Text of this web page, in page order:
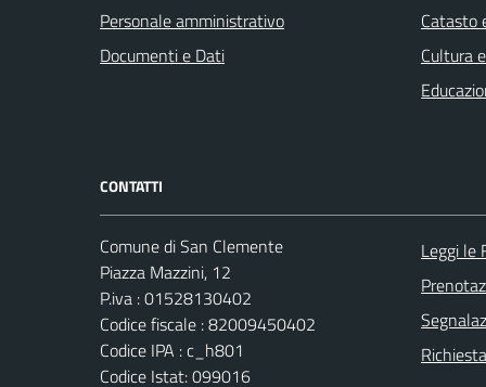
Personale amministrativo
Documenti e Dati
Catasto
Cultura
CONTATTI
Comune di San Clemente
Piazza Mazzini, 12
P.iva : 01528130402
Codice fiscale : 82009450402
Codice IPA : c_h801
Codice Istat: 099016
Leggi le